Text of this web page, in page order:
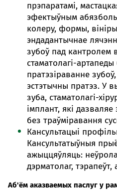
прэпаратамі,
эфектыўным
колеру, формы,
эндадантычнае
зубоў пад кантролем
стаматолагі-
пратэзіраванне
эстэтычны пратэз. У
зуба, стаматолагі-
імплант, які
без траўміравання
Кансультацыі
Кансультатыўныя
ажыццяўляць:
дэрматолаг, тэрапеўт,
Аб'ём аказваемых паслуг у